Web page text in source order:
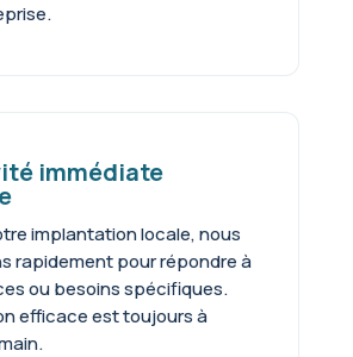
immédiate
implantation locale, nous
rapidement pour répondre à
ou besoins spécifiques.
efficace est toujours à